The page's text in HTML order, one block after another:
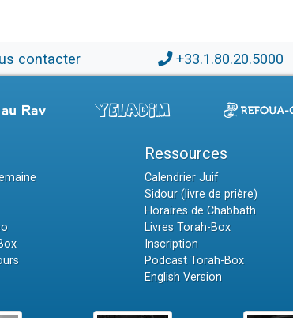
contacter +33.1.80.20.5000
Ressources
Calendrier Juif
Sidour (livre de prière)
Horaires de Chabbath
Livres Torah-Box
Inscription
Podcast Torah-Box
English Version